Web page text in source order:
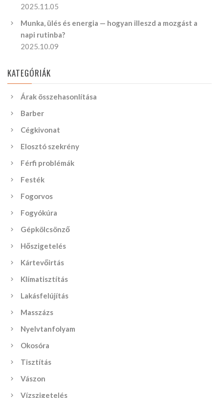
2025.11.05
Munka, ülés és energia — hogyan illeszd a mozgást a
napi rutinba?
2025.10.09
KATEGÓRIÁK
Árak összehasonlítása
Barber
Cégkivonat
Elosztó szekrény
Férfi problémák
Festék
Fogorvos
Fogyókúra
Gépkölcsönző
Hőszigetelés
Kártevőirtás
Klímatisztítás
Lakásfelújítás
Masszázs
Nyelvtanfolyam
Okosóra
Tisztítás
Vászon
Vízszigetelés